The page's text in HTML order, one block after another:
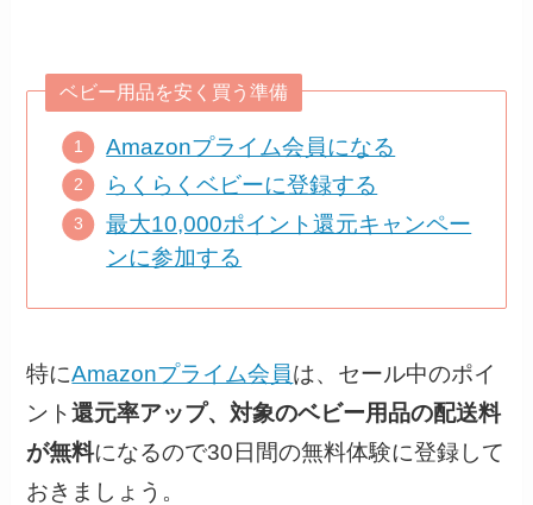
ベビー用品を安く買う準備
Amazonプライム会員になる
らくらくベビーに登録する
最大10,000ポイント還元キャンペー
ンに参加する
特にAmazonプライム会員は、セール中のポイ
ント還元率アップ、 対象のベビー用品の配送料
が無料になるので30日間の無料体験に登録して
おきましょう。